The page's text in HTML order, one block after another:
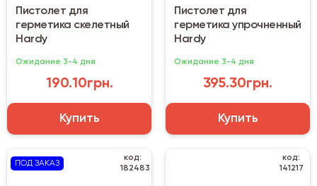
Пистолет для
герметика скелетный
Hardy
Ожидание 3-4 дня
190.10грн.
Купить
Пистолет для
герметика упрочненный
Hardy
Ожидание 3-4 дня
395.30грн.
Купить
ПОД ЗАКАЗ
код:
182483
код:
141217